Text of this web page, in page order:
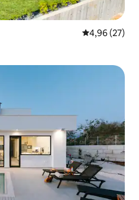
Gemiddelde
4,96 (27)